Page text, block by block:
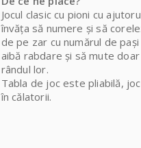
Jocul clasic cu pioni cu
învăţa să numere şi să
de pe zar cu numărul de
aibă rabdare și să mute
rândul lor.
Tabla de joc este pliabilă,
în călatorii.